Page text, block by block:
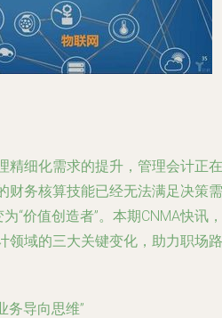
精细化需求的提升，管理会计正在
财务核算技能已经无法满足决策需
“价值创造者”。本期CNMA快讯，
领域的三大关键变化，助力职场路
务导向思维”